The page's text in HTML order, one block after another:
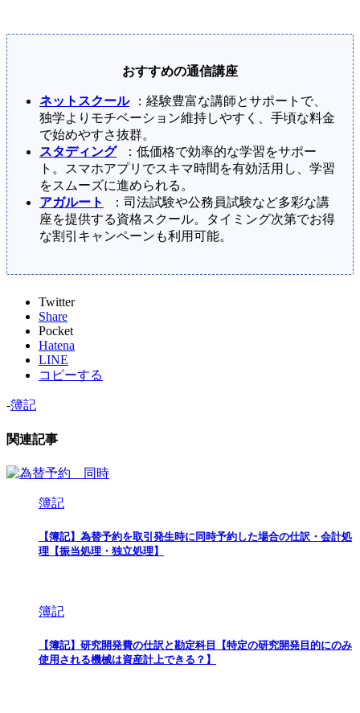
おすすめの通信講座
ネットスクール
：経験豊富な講師とサポートで、
独学よりモチベーション維持しやすく、手頃な料金
で始めやすさ抜群。
スタディング
：低価格で効率的な学習をサポー
ト。スマホアプリでスキマ時間を有効活用し、学習
をスムーズに進められる。
アガルート
：司法試験や公務員試験など多彩な講
座を提供する資格スクール。タイミング次第でお得
な割引キャンペーンも利用可能。
Twitter
Share
Pocket
Hatena
LINE
コピーする
-簿記
関連記事
簿記
【簿記】為替予約を取引発生時に同時予約した場合の仕訳・会計処
理【振当処理・独立処理】
簿記
【簿記】研究開発費の仕訳と勘定科目【特定の研究開発目的にのみ
使用される機械は資産計上できる？】